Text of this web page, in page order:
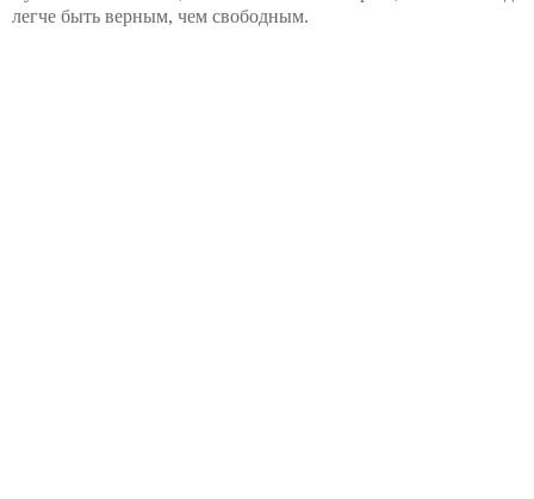
легче быть верным, чем свободным.